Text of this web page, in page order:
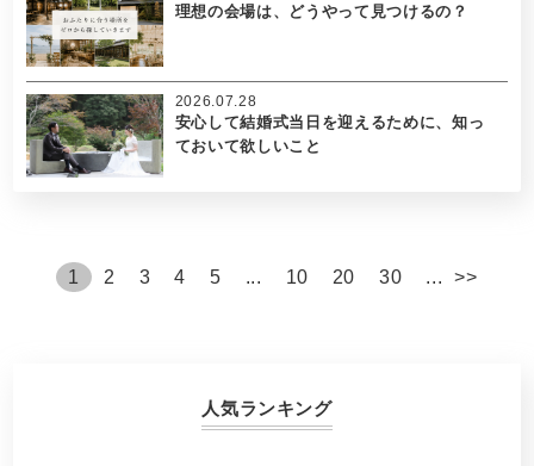
理想の会場は、どうやって見つけるの？
安心して結婚式当日を迎えるために、知っ
ておいて欲しいこと
2026.07.28
1 2 3 4 5 ... 10 20 30 ... >>
人気ランキング